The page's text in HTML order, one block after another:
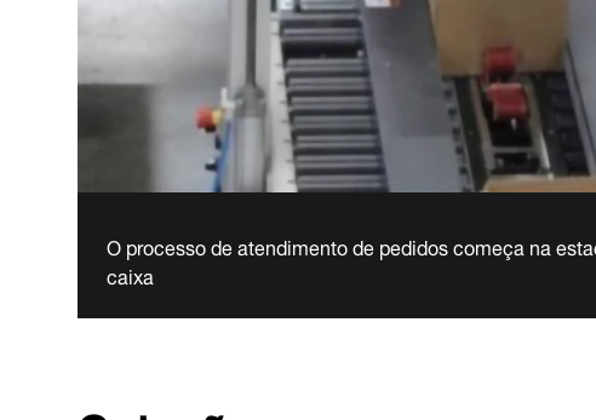
O processo de atendimento de pedidos começa na
caixa